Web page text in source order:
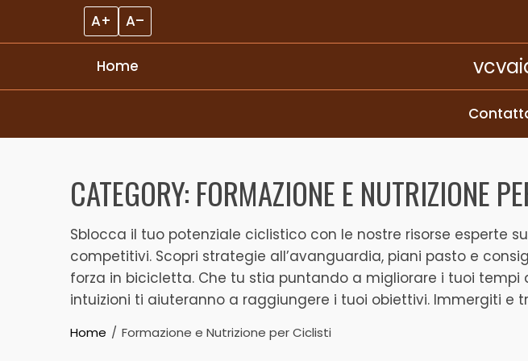
A+ A–
Home
CATEGORY: FORMAZIONE E NUTRIZIONE
Sblocca il tuo potenziale ciclistico con le nostre risorse esperte
competitivi. Scopri strategie all’avanguardia, piani pasto e
forza in bicicletta. Che tu stia puntando a migliorare i tuoi
intuizioni ti aiuteranno a raggiungere i tuoi obiettivi. Immergiti e
Home Formazione e Nutrizione per Ciclisti